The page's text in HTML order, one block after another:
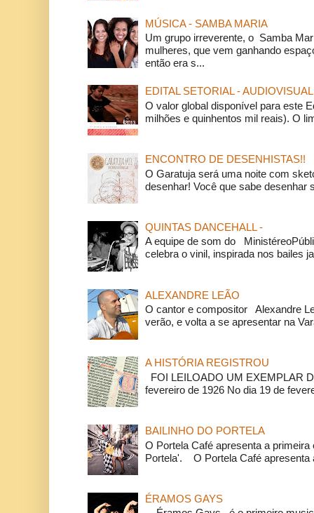
MÚSICA - SAMBA MARIA
Um grupo irreverente, o Samba
mulheres, que vem ganhando
então era s...
EDITAL SETORIAL - AUDIOVISUAL
O valor global disponível para este
milhões e quinhentos mil reais). O
ENCONTRO DE DESENHISTAS!!
O Garatuja será uma noite com
desenhar! Você que sabe desenhar
QUINTAS DANCEHALL -
A equipe de som do
celebra o vinil, inspirada nos bailes
ALEXANDRE LEÃO
O cantor e compositor Alexandre
verão, e volta a se apresentar na
A HISTÓRIA REGISTROU
FOI LEILOADO UM EXEMPLAR
fevereiro de 1926 No dia 19 de
BAILINHO DO PORTELA
O Portela Café apresenta a
Portela'. O Portela Café apresenta
ÉRAMOS GAYS